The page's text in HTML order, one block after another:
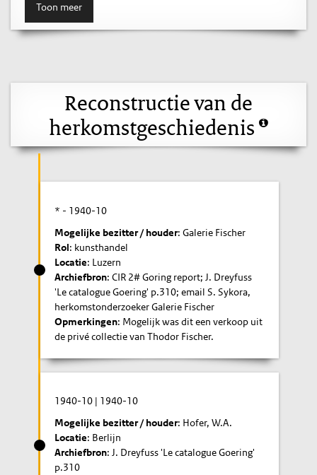
Toon meer
Reconstructie van de
herkomstgeschiedenis
* - 1940-10
Mogelijke bezitter / houder: Galerie Fischer
Rol: kunsthandel
Locatie: Luzern
Archiefbron: CIR 2# Goring report; J. Dreyfuss
'Le catalogue Goering' p.310; email S. Sykora,
herkomstonderzoeker Galerie Fischer
Opmerkingen: Mogelijk was dit een verkoop uit
de privé collectie van Thodor Fischer.
1940-10 | 1940-10
Mogelijke bezitter / houder: Hofer, W.A.
Locatie: Berlijn
Archiefbron: J. Dreyfuss 'Le catalogue Goering'
p.310